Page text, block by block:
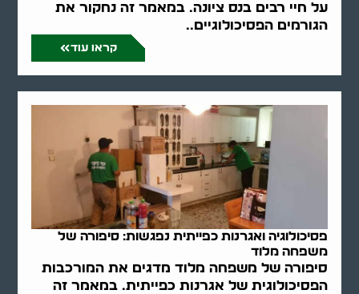
על חיי רבים בנס ציונה. במאמר זה נחקור את
הגורמים הפסיכולוגיים..
קראו עוד
פסיכולוגיה ואגרנות כפייתית נפגשות: סיפורה של
משפחה מלוד
סיפורה של משפחה מלוד מדגים את המורכבות
הפסיכולוגית של אגרנות כפייתית. במאמר זה